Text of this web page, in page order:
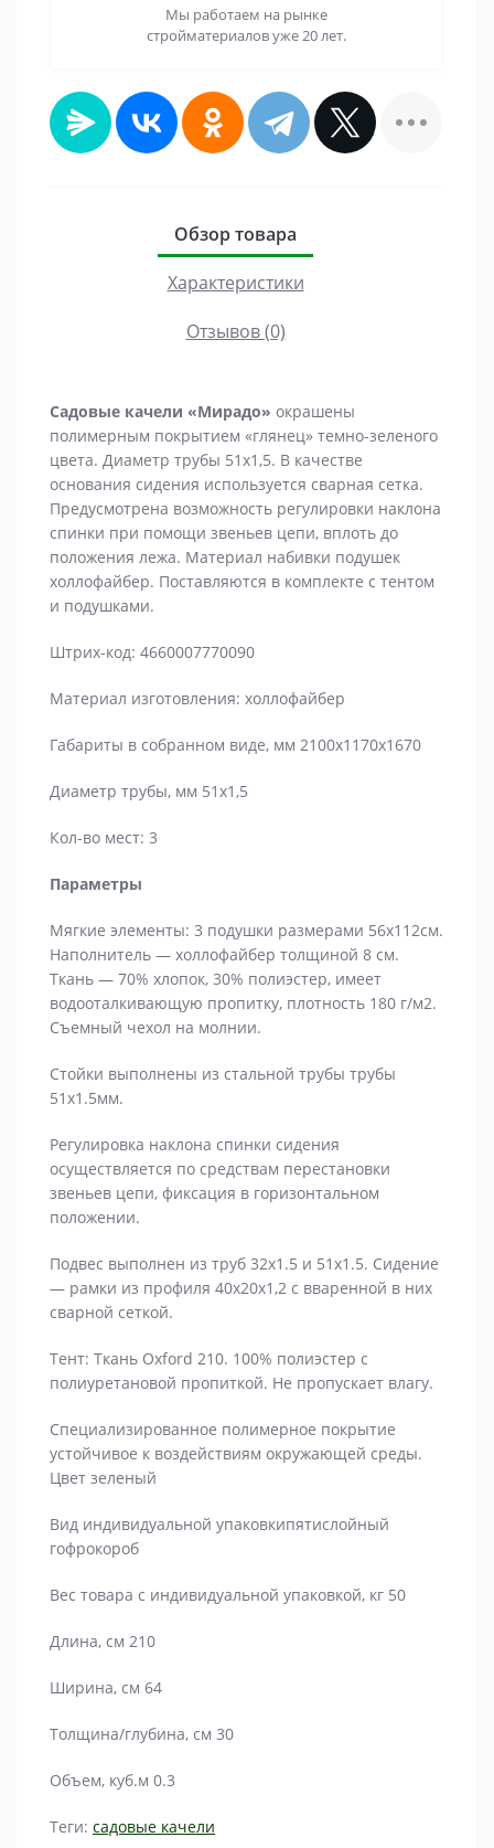
Мы работаем на рынке
стройматериалов уже 20 лет.
Обзор товара
Характеристики
Отзывов (0)
Садовые качели «Мирадо» окрашены
полимерным покрытием «глянец» темно-зеленого
цвета. Диаметр трубы 51х1,5. В качестве
основания сидения используется сварная сетка.
Предусмотрена возможность регулировки наклона
спинки при помощи звеньев цепи, вплоть до
положения лежа. Материал набивки подушек
холлофайбер. Поставляются в комплекте с тентом
и подушками.
Штрих-код: 4660007770090
Материал изготовления: холлофайбер
Габариты в собранном виде, мм 2100x1170x1670
Диаметр трубы, мм 51x1,5
Кол-во мест: 3
Параметры
Мягкие элементы: 3 подушки размерами 56x112см.
Наполнитель — холлофайбер толщиной 8 см.
Ткань — 70% хлопок, 30% полиэстер, имеет
водооталкивающую пропитку, плотность 180 г/м2.
Съемный чехол на молнии.
Стойки выполнены из стальной трубы трубы
51x1.5мм.
Регулировка наклона спинки сидения
осуществляется по средствам перестановки
звеньев цепи, фиксация в горизонтальном
положении.
Подвес выполнен из труб 32x1.5 и 51x1.5. Сидение
— рамки из профиля 40x20x1,2 с вваренной в них
сварной сеткой.
Тент: Ткань Oxford 210. 100% полиэстер с
полиуретановой пропиткой. Не пропускает влагу.
Специализированное полимерное покрытие
устойчивое к воздействиям окружающей среды.
Цвет зеленый
Вид индивидуальной упаковкипятислойный
гофрокороб
Вес товара с индивидуальной упаковкой, кг 50
Длина, см 210
Ширина, см 64
Толщина/глубина, см 30
Объем, куб.м 0.3
Теги: садовые качели